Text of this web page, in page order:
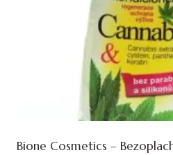
Bione Cosmetics –